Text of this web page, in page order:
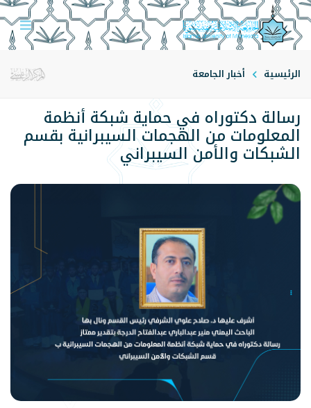
الرئيسية أخبار الجامعة
رسالة دكتوراه في حماية شبكة أنظمة
المعلومات من الهجمات السيبرانية بقسم
الشبكات والأمن السيبراني